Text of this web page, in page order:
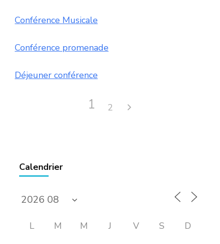
Conférence Musicale
Conférence promenade
Déjeuner conférence
1 2
Calendrier
L M M J V S D